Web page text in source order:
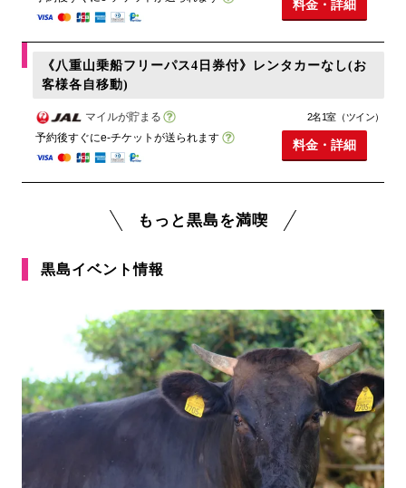
料金・詳細
《八重山乗船フリーパス4日券付》レンタカーなし(お
客様各自移動)
マイルが貯まる
予約後すぐにe-チケットが送られます
2名1室（ツイン）
料金・詳細
もっと黒島を満喫
黒島イベント情報